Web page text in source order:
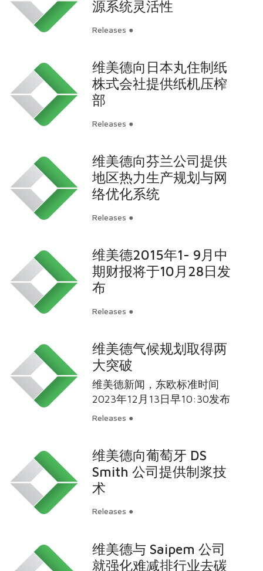
源系统灵活性
Releases ●
维美德向日本丸住制纸
株式会社提供纸机压榨
部
Releases ●
维美德向芬兰公司提供
地区热力生产规划与网
络优化系统
Releases ●
维美德2015年1- 9月中
期财报将于10月28日发
布
Releases ●
维美德气候规划取得两
大突破
维美德新闻，东欧标准时间
2023年12月13日早10:30发布
Releases ●
维美德向葡萄牙 DS
Smith 公司提供制浆技
术
Releases ●
维美德与 Saipem 公司
就强化难减排行业去碳